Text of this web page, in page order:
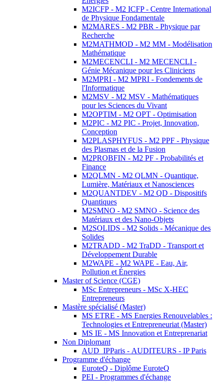
M2ICFP - M2 ICFP - Centre International
de Physique Fondamentale
M2MARES - M2 PBR - Physique par
Recherche
M2MATHMOD - M2 MM - Modélisation
Mathématique
M2MECENCLI - M2 MECENCLI -
Génie Mécanique pour les Cliniciens
M2MPRI - M2 MPRI - Fondements de
l'Informatique
M2MSV - M2 MSV - Mathématiques
pour les Sciences du Vivant
M2OPTIM - M2 OPT - Optimisation
M2PIC - M2 PIC - Projet, Innovation,
Conception
M2PLASPHYFUS - M2 PPF - Physique
des Plasmas et de la Fusion
M2PROBFIN - M2 PF - Probabilités et
Finance
M2QLMN - M2 QLMN - Quantique,
Lumière, Matériaux et Nanosciences
M2QUANTDEV - M2 QD - Dispositifs
Quantiques
M2SMNO - M2 SMNO - Science des
Matériaux et des Nano-Objets
M2SOLIDS - M2 Solids - Mécanique des
Solides
M2TRADD - M2 TraDD - Transport et
Développement Durable
M2WAPE - M2 WAPE - Eau, Air,
Pollution et Énergies
Master of Science (CGE)
MSc Entrepreneurs - MSc X-HEC
Entrepreneurs
Mastère spécialisé (Master)
MS ETRE - MS Energies Renouvelables :
Technologies et Entrepreneuriat (Master)
MS IE - MS Innovation et Entreprenariat
Non Diplomant
AUD_IPParis - AUDITEURS - IP Paris
Programme d'échange
EuroteQ - Diplôme EuroteQ
PEI - Programmes d'échange